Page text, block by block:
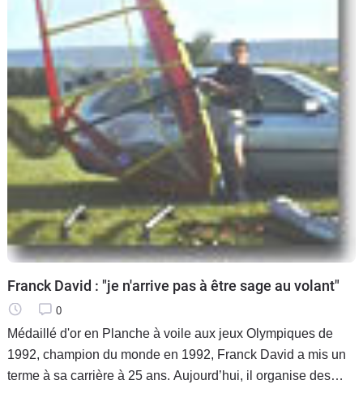
Franck David : "je n'arrive pas à être sage au volant"
0
Médaillé d'or en Planche à voile aux jeux Olympiques de
1992, champion du monde en 1992, Franck David a mis un
terme à sa carrière à 25 ans. Aujourd’hui, il organise des